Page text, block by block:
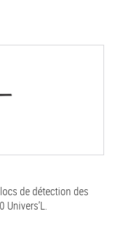
de détection des